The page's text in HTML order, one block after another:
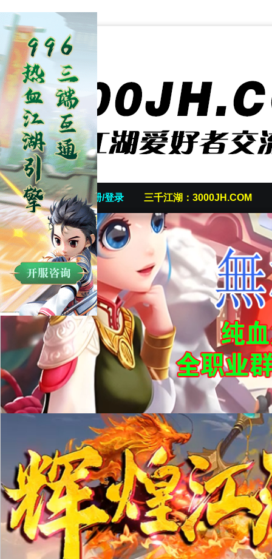
首页 发帖/注册/登录 三千江湖：3000JH.COM